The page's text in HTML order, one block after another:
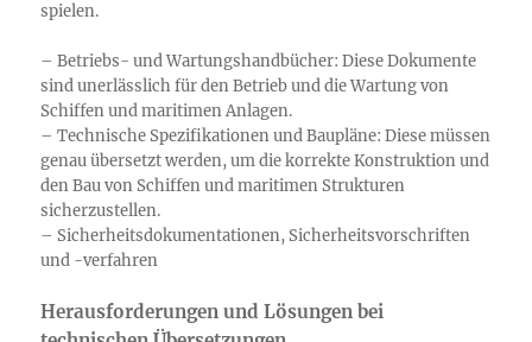
spielen.
– Betriebs- und Wartungshandbücher: Diese Dokumente
sind unerlässlich für den Betrieb und die Wartung von
Schiffen und maritimen Anlagen.
– Technische Spezifikationen und Baupläne: Diese müssen
genau übersetzt werden, um die korrekte Konstruktion und
den Bau von Schiffen und maritimen Strukturen
sicherzustellen.
– Sicherheitsdokumentationen, Sicherheitsvorschriften
und -verfahren
Herausforderungen und Lösungen bei